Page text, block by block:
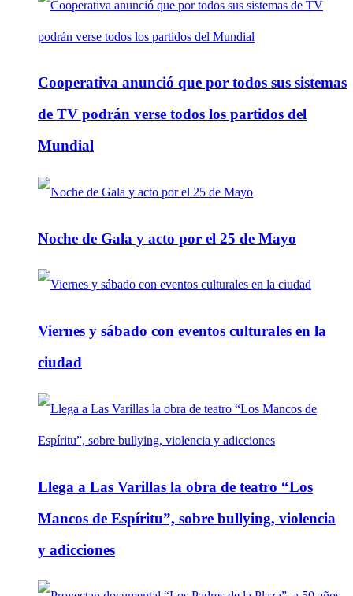
Cooperativa anunció que por todos sus sistemas
de TV podrán verse todos los partidos del
Mundial
Noche de Gala y acto por el 25 de Mayo
Viernes y sábado con eventos culturales en la
ciudad
Llega a Las Varillas la obra de teatro “Los
Mancos de Espíritu”, sobre bullying, violencia
y adicciones